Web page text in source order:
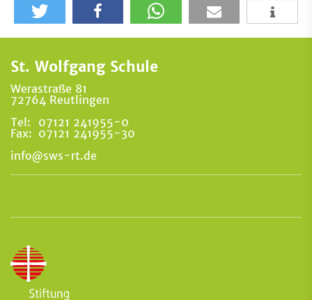
St. Wolfgang Schule
Werastraße 81
72764 Reutlingen
Tel:
07121 241955-0
Fax: 07121 241955-30
info@sws-rt.de